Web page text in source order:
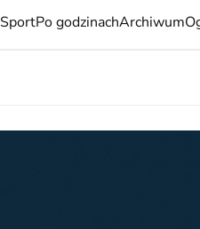
SportPo godzinachArchiwum